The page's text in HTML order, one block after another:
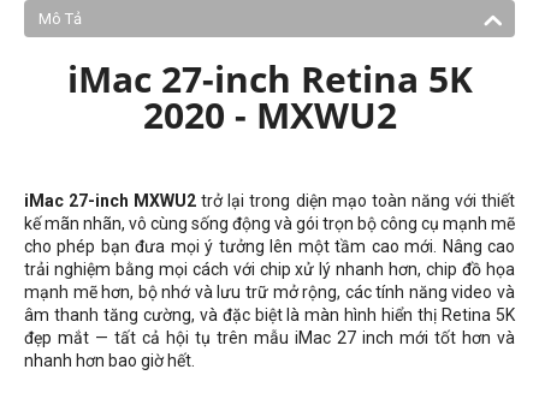
Mô Tả
iMac 27-inch Retina 5K
2020 - MXWU2
iMac 27-inch MXWU2 trở lại trong diện mạo toàn năng với thiết
kế mãn nhãn, vô cùng sống động và gói trọn bộ công cụ mạnh mẽ
cho phép bạn đưa mọi ý tưởng lên một tầm cao mới. Nâng cao
trải nghiệm bằng mọi cách với chip xử lý nhanh hơn, chip đồ họa
mạnh mẽ hơn, bộ nhớ và lưu trữ mở rộng, các tính năng video và
âm thanh tăng cường, và đặc biệt là màn hình hiển thị Retina 5K
đẹp mắt — tất cả hội tụ trên mẫu iMac 27 inch mới tốt hơn và
nhanh hơn bao giờ hết.